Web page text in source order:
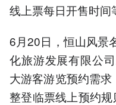
线上票每日开售时间
6月20日，恒山风景
化旅游发展有限公
大游客游览预约需
整登临票线上预约